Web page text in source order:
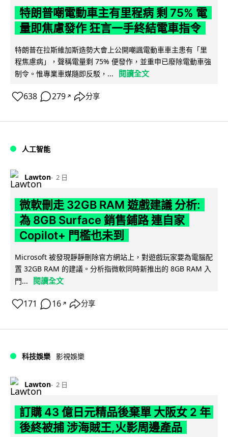
特朗普嘲電動車主有里程病 剩 75% 電
量即焦慮發作 狂言一手終結電車指令
特朗普在拉斯維加斯造勢大會上公開嘲諷電動車車主患有「里
程焦慮病」，聲稱電量剩 75% 便發作，並重申已廢除電動車強
制令。惟專業車媒隨即反駁，...
閱讀全文
638 279 ↗ 分享
人工智能
Lawton 2 日
微軟刪走 32GB RAM 遊戲建議 分析:
為 8GB Surface 銷售鋪路 連自家
Copilot+ 門檻也未到
Microsoft 被發現靜靜刪除官方網站上，對遊戲玩家要為電腦配
置 32GB RAM 的建議。分析指微軟同時新推出的 8GB RAM 入
門...
閱讀全文
171 16 ↗ 分享
科技娛樂 影視娛樂
Lawton 2 日
訂購 43 億日元精品後棄單 大阪女 2 年
後終被捕 涉海賊王,火影周邊產品